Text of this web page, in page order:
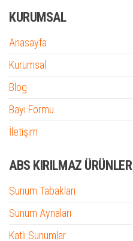
KURUMSAL
Anasayfa
Kurumsal
Blog
Bayi Formu
İletişim
ABS KIRILMAZ ÜRÜNLER
Sunum Tabakları
Sunum Aynaları
Katlı Sunumlar